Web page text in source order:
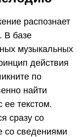
распознает
В базе
музыкальных
действия
по
найти
ее текстом.
сразу со
со сведениями